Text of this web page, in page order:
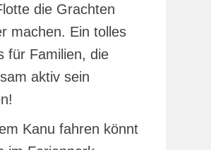
die Grachten
machen. Ein tolles
für Familien, die
aktiv sein
Kanu fahren könnt